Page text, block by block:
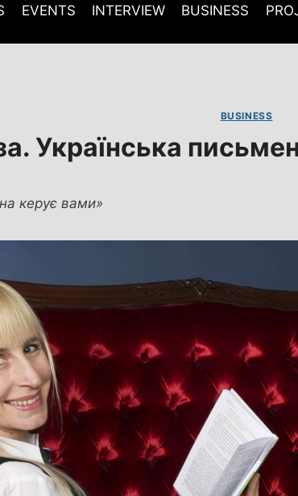
EVENTS INTERVIEW BUSINESS
BUSINESS
Українська
керує вами»